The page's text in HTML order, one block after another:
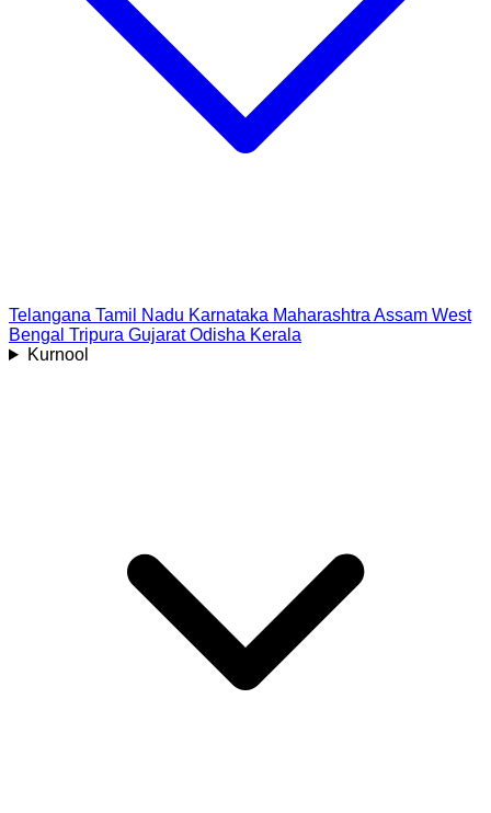
Telangana Tamil Nadu Karnataka Maharashtra Assam West
Bengal Tripura Gujarat Odisha Kerala
Kurnool